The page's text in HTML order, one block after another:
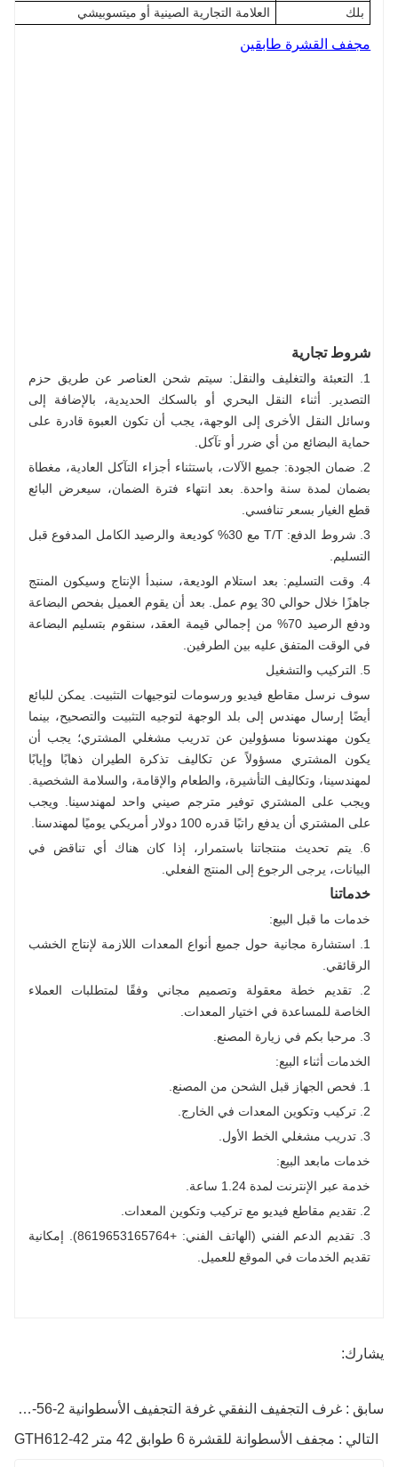
بلك العلامة التجارية الصينية أو ميتسوبيشي
مجفف القشرة طابقين
شروط تجارية
1. التعبئة والتغليف والنقل: سيتم شحن العناصر عن طريق حزم
التصدير. أثناء النقل البحري أو بالسكك الحديدية، بالإضافة إلى
وسائل النقل الأخرى إلى الوجهة، يجب أن تكون العبوة قادرة على
حماية البضائع من أي ضرر أو تآكل.
2. ضمان الجودة: جميع الآلات، باستثناء أجزاء التآكل العادية، مغطاة
بضمان لمدة سنة واحدة. بعد انتهاء فترة الضمان، سيعرض البائع
قطع الغيار بسعر تنافسي.
3. شروط الدفع: T/T مع 30% كوديعة والرصيد الكامل المدفوع قبل
التسليم.
4. وقت التسليم: بعد استلام الوديعة، سنبدأ الإنتاج وسيكون المنتج
جاهزًا خلال حوالي 30 يوم عمل. بعد أن يقوم العميل بفحص البضاعة
ودفع الرصيد 70% من إجمالي قيمة العقد، سنقوم بتسليم البضاعة
في الوقت المتفق عليه بين الطرفين.
5. التركيب والتشغيل
سوف نرسل مقاطع فيديو ورسومات لتوجيهات التثبيت. يمكن للبائع
أيضًا إرسال مهندس إلى بلد الوجهة لتوجيه التثبيت والتصحيح، بينما
يكون مهندسونا مسؤولين عن تدريب مشغلي المشتري؛ يجب أن
يكون المشتري مسؤولاً عن تكاليف تذكرة الطيران ذهابًا وإيابًا
لمهندسينا، وتكاليف التأشيرة، والطعام والإقامة، والسلامة الشخصية.
ويجب على المشتري توفير مترجم صيني واحد لمهندسينا. ويجب
على المشتري أن يدفع راتبًا قدره 100 دولار أمريكي يوميًا لمهندسنا.
6. يتم تحديث منتجاتنا باستمرار، إذا كان هناك أي تناقض في
البيانات، يرجى الرجوع إلى المنتج الفعلي.
خدماتنا
خدمات ما قبل البيع:
1. استشارة مجانية حول جميع أنواع المعدات اللازمة لإنتاج الخشب
الرقائقي.
2. تقديم خطة معقولة وتصميم مجاني وفقًا لمتطلبات العملاء
الخاصة للمساعدة في اختيار المعدات.
3. مرحبا بكم في زيارة المصنع.
الخدمات أثناء البيع:
1. فحص الجهاز قبل الشحن من المصنع.
2. تركيب وتكوين المعدات في الخارج.
3. تدريب مشغلي الخط الأول.
خدمات مابعد البيع:
خدمة عبر الإنترنت لمدة 1.24 ساعة.
2. تقديم مقاطع فيديو مع تركيب وتكوين المعدات.
3. تقديم الدعم الفني (الهاتف الفني: +8619653165764). إمكانية
تقديم الخدمات في الموقع للعميل.
يشارك:
سابق : غرف التجفيف النفقي غرفة التجفيف الأسطوانية GTH375-56-2
التالي : مجفف الأسطوانة للقشرة 6 طوابق 42 متر GTH612-42